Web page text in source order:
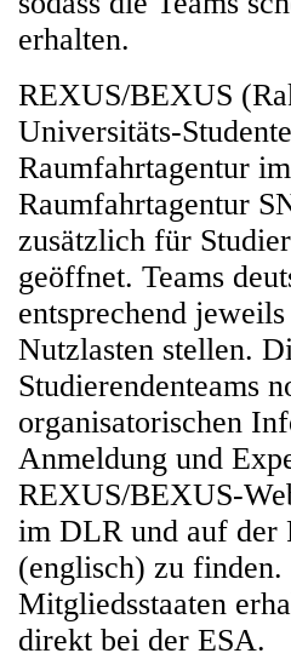
erhalten.
REXUS/BEXUS
Universitäts-
Raumfahrtagentur
Raumfahrtagentur
zusätzlich für
geöffnet. Teams
entsprechend
Nutzlasten stellen.
Studierendenteams
organisatorischen
Anmeldung und
REXUS/BEXUS-
im DLR und auf der
(englisch) zu
Mitgliedsstaaten
direkt bei der ESA.